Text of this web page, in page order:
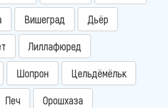
Вишеград Дьёр
Лиллафюред
Шопрон Цельдёмёльк
Печ Орошхаза